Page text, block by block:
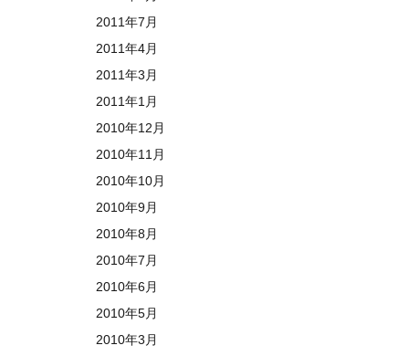
2011年7月
2011年4月
2011年3月
2011年1月
2010年12月
2010年11月
2010年10月
2010年9月
2010年8月
2010年7月
2010年6月
2010年5月
2010年3月